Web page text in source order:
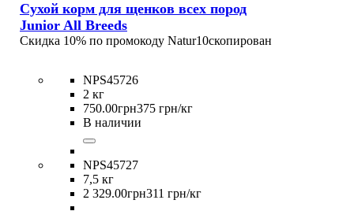
Сухой корм для щенков всех пород
Junior All Breeds
Скидка 10% по промокоду Natur10скопирован
NPS45726
2 кг
750.00грн375 грн/кг
В наличии
NPS45727
7,5 кг
2 329.00грн311 грн/кг